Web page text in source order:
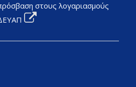
στους λογαριασμούς